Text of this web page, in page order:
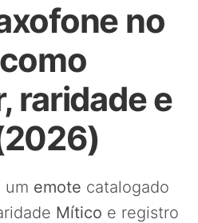
no
raridade e
um emote catalogado
Mítico e registro